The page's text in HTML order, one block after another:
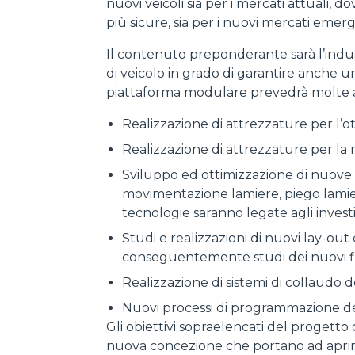
nuovi veicoli sia per i mercati attuali,
più sicure, sia per i nuovi mercati
Il contenuto preponderante sarà
di veicolo in grado di garantire anche
piattaforma modulare prevedrà molte
Realizzazione di attrezzature per
Realizzazione di attrezzature per
Sviluppo ed ottimizzazione di
movimentazione lamiere, piego
tecnologie saranno legate agli
Studi e realizzazioni di nuovi lay-
conseguentemente studi dei nuovi
Realizzazione di sistemi di collaudo
Nuovi processi di programmazione
Gli obiettivi sopraelencati del progetto
nuova concezione che portano ad